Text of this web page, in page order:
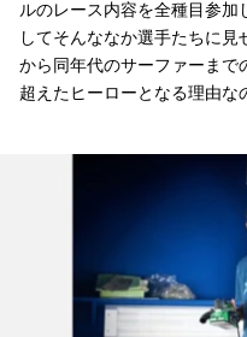
ルのレース内容を全種目参
してそんななか選手たちに
から同年代のサーファーまで
超えたヒーローとなる理由な